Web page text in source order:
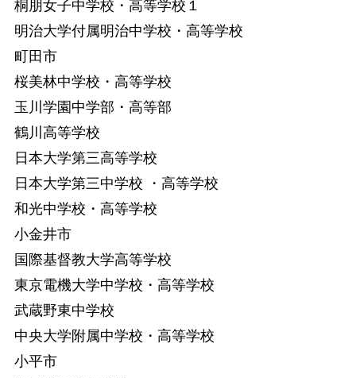
桐朋女子中学校・高等学校１
明治大学付属明治中学校・高等学校
町田市
桜美林中学校・高等学校
玉川学園中学部・高等部
鶴川高等学校
日本大学第三高等学校
日本大学第三中学校 ・高等学校
和光中学校・高等学校
小金井市
国際基督教大学高等学校
東京電機大学中学校・高等学校
武蔵野東中学校
中央大学附属中学校・高等学校
小平市